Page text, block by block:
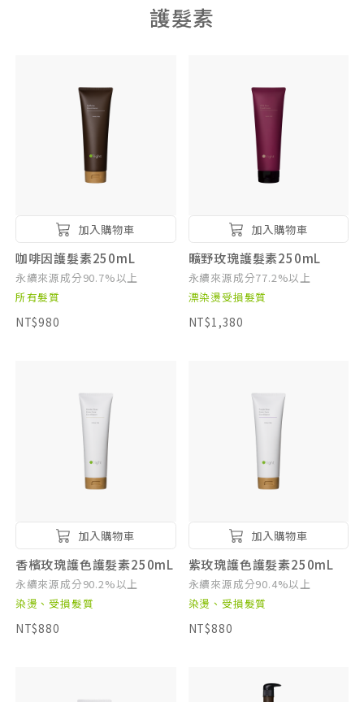
護髮素
加入購物車
咖啡因護髮素250mL
永續來源成分90.7%以上
所有髮質
NT$980
加入購物車
曠野玫瑰護髮素250mL
永續來源成分77.2%以上
漂染燙受損髮質
NT$1,380
加入購物車
香檳玫瑰護色護髮素250mL
永續來源成分90.2%以上
染燙、受損髮質
NT$880
加入購物車
紫玫瑰護色護髮素250mL
永續來源成分90.4%以上
染燙、受損髮質
NT$880